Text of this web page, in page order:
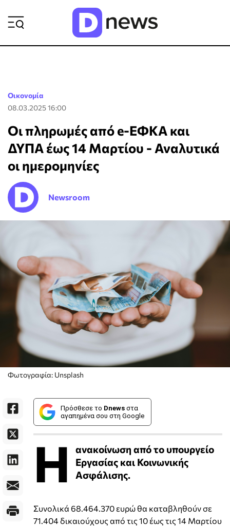
Οικονομία
08.03.2025 16:00
Οι πληρωμές από e-ΕΦΚΑ και
ΔΥΠΑ έως 14 Μαρτίου - Αναλυτικά
οι ημερομηνίες
Newsroom
Φωτογραφία: Unsplash
Πρόσθεσε το Dnews στα
αγαπημένα σου στη Google
Η
ανακοίνωση από το υπουργείο
Εργασίας και Κοινωνικής
Ασφάλισης.
Συνολικά 68.464.370 ευρώ θα καταβληθούν σε
71.404 δικαιούχους από τις 10 έως τις 14 Μαρτίου